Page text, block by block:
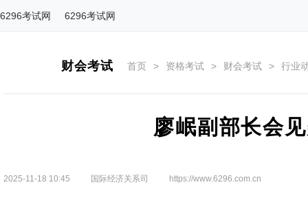
6296考试网 6296考试网
财会考试 首页 > 资格考试 > 财会考试 > 行业
廖岷副部长会
2025-11-18 10:45 国际经济关系司 https://www.6296.com.cn